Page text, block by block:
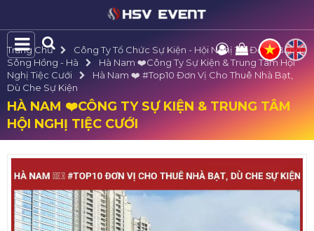
Trang Chủ
Công Ty Tổ Chức Sự Kiện - Hội Nghị Tại Đồng Bằng
Sông Hồng - Hà
Hà Nam ❤️️Công Ty Sự Kiện & Trung Tâm Hội
Nghị Tiệc Cưới
Hà Nam ❤️️ #top10 Đơn Vị Cho Thuê Nhà Bạt,
Dù Che Sự Kiện
HÀ NAM ❤️️CÔNG TY SỰ KIỆN & TRUNG TÂM
HỘI NGHỊ TIỆC CƯỚI